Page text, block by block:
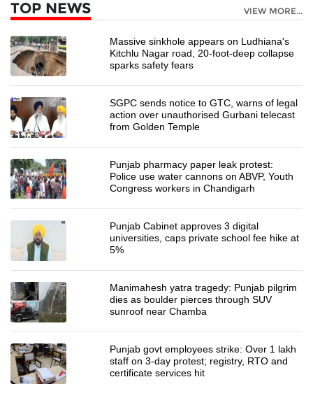
TOP NEWS VIEW MORE...
Massive sinkhole appears on Ludhiana's
Kitchlu Nagar road, 20-foot-deep collapse
sparks safety fears
SGPC sends notice to GTC, warns of legal
action over unauthorised Gurbani telecast
from Golden Temple
Punjab pharmacy paper leak protest:
Police use water cannons on ABVP, Youth
Congress workers in Chandigarh
Punjab Cabinet approves 3 digital
universities, caps private school fee hike at
5%
Manimahesh yatra tragedy: Punjab pilgrim
dies as boulder pierces through SUV
sunroof near Chamba
Punjab govt employees strike: Over 1 lakh
staff on 3-day protest; registry, RTO and
certificate services hit